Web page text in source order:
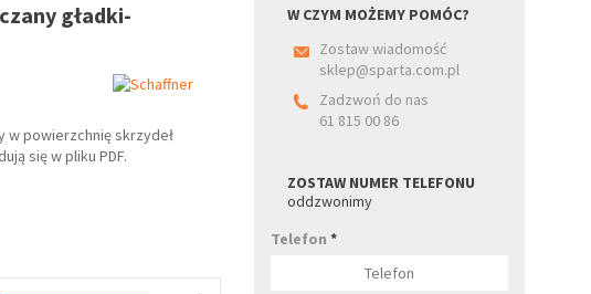
gładki-
w powierzchnię skrzydeł
się w pliku PDF.
W CZYM MOŻEMY POMÓC?
Zostaw wiadomość
sklep@sparta.com.pl
Zadzwoń do nas
61 815 00 86
ZOSTAW NUMER TELEFONU
oddzwonimy
Telefon*